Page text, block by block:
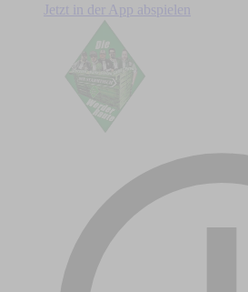
Jetzt in der App abspielen